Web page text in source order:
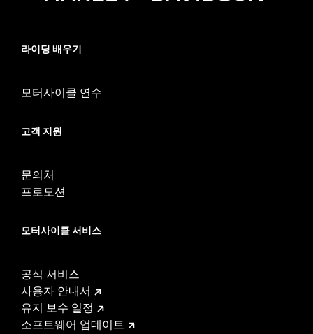
WARRANTY: 1 year limited warranty – Go to
라이딩 배우기
모터사이클 연수
고객 지원
문의처
프로모션
모터사이클 서비스
공식 서비스
사용자 안내서
유지 보수 일정
소프트웨어 업데이트